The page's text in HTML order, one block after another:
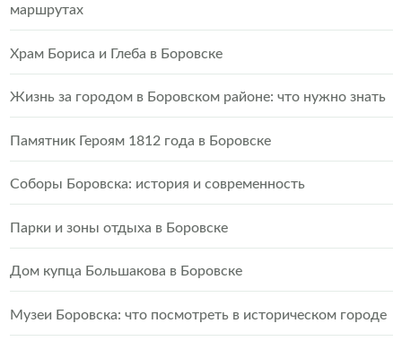
маршрутах
Храм Бориса и Глеба в Боровске
Жизнь за городом в Боровском районе: что нужно знать
Памятник Героям 1812 года в Боровске
Соборы Боровска: история и современность
Парки и зоны отдыха в Боровске
Дом купца Большакова в Боровске
Музеи Боровска: что посмотреть в историческом городе